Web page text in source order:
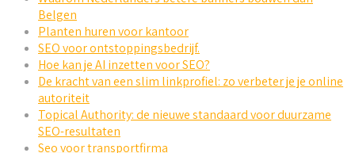
Belgen
Planten huren voor kantoor
SEO voor ontstoppingsbedrijf.
Hoe kan je AI inzetten voor SEO?
De kracht van een slim linkprofiel: zo verbeter je je online
autoriteit
Topical Authority: de nieuwe standaard voor duurzame
SEO-resultaten
Seo voor transportfirma